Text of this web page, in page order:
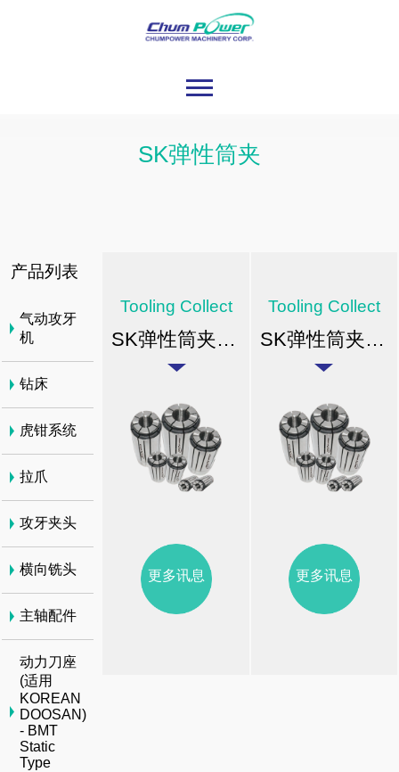
SK弹性筒夹
Tooling Collect
SK弹性筒夹- A Class
更多讯息
Tooling Collect
SK弹性筒夹- AA Class
更多讯息
产品列表
气动攻牙
机
钻床
虎钳系统
拉爪
攻牙夹头
横向铣头
主轴配件
动力刀座
(适用
KOREAN
DOOSAN)
- BMT
Static
Type